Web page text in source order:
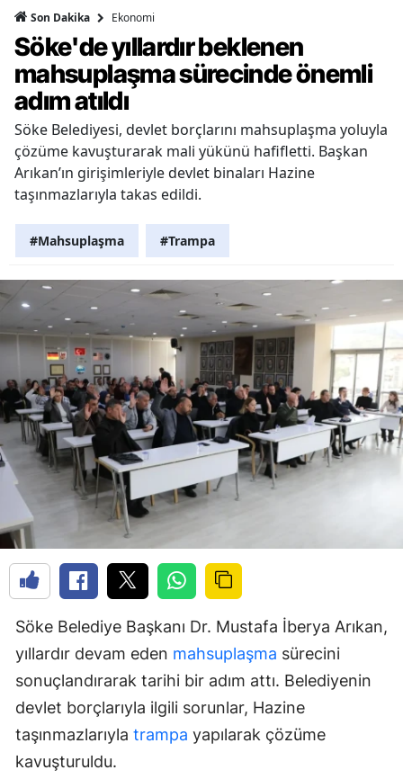
Son Dakika Ekonomi
Söke'de yıllardır beklenen
mahsuplaşma sürecinde önemli
adım atıldı
Söke Belediyesi, devlet borçlarını mahsuplaşma yoluyla
çözüme kavuşturarak mali yükünü hafifletti. Başkan
Arıkan’ın girişimleriyle devlet binaları Hazine
taşınmazlarıyla takas edildi.
#Mahsuplaşma #Trampa
Söke Belediye Başkanı Dr. Mustafa İberya Arıkan,
yıllardır devam eden mahsuplaşma sürecini
sonuçlandırarak tarihi bir adım attı. Belediyenin
devlet borçlarıyla ilgili sorunlar, Hazine
taşınmazlarıyla trampa yapılarak çözüme
kavuşturuldu.